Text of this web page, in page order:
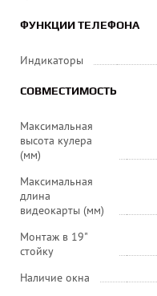
ФУНКЦИИ ТЕЛЕФОНА
Индикаторы
СОВМЕСТИМОСТЬ
Максимальная
высота кулера
(мм)
Максимальная
длина
видеокарты (мм)
Монтаж в 19"
стойку
Наличие окна